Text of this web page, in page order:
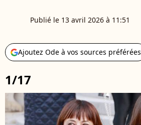
Publié le 13 avril 2026 à 11:51
Ajoutez Ode à vos sources préférées
1/17